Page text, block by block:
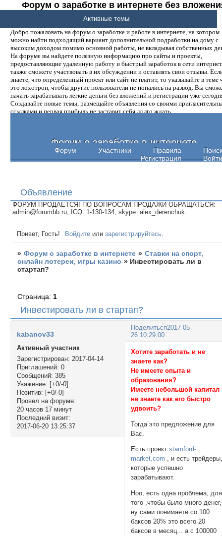
Форум о заработке в интернете без
денег.
Добро пожаловать на форум о заработке и работе в интернете, на котором
можно найти подходящий вариант дополнительной подработки на дому с
высоким доходом помимо основной работы, не вкладывая собственных
На форуме вы найдете полезную информацию про сайты и проекты,
предоставляющие удаленную работу и быстрый заработок в сети
также сможете участвовать в их обсуждении и оставлять свои отзывы.
знаете, что определенный проект или сайт не платит, то указывайте в теме
это лохотрон, чтобы другие пользователи не попались на развод. Вы
начать зарабатывать легкие деньги без вложений и регистрации уже
Создавайте новые темы, размещайте объявления со своими
ссылками и первая прибыль не заставит себя долго ждать.
Форум о заработке в интернете
Форум Участники Правила
Поиск
Регистрация
Войти
Активные темы
Объявление
ФОРУМ ПРОДАЕТСЯ! ПО ВОПРОСАМ ПРОДАЖИ ОБРАЩАТЬСЯ:
admin@forumbb.ru, ICQ: 1-130-134, skype: alex_derenchuk.
Привет, Гость! Войдите илизарегистрируйтесь
» Форум о заработке в интернете » Ставки на спорт,
онлайн лотереи, игры казино » Инвестировать ли в
стартап?
Инвестировать ли в стартап?
Страница: 1
Поделиться2017-05-
26 10:29:00
kabanov33
Активный участник
Зарегистрирован: 2017-04-14
Приглашений: 0
Сообщений: 385
Уважение: [+0/-0]
Позитив: [+0/-0]
Провел на форуме:
20 часов 17 минут
Последний визит:
2017-06-20 13:25:37
Хотите заработать и не
знаете как?
Не имеете опыта и
образования?
Имеете небольшой капитал
не знаете как его быстро
удвоить?
Тогда это предложение для
Вас.
Есть проектstamford-
market.com , и есть
которые успешно
зарабатывают.
Ноо, есть одна проблема, для
того ,чтобы было много денег,
ну сами понимаете со 100
баксов 20% это всего 20
баксов в месяц... а с 100000